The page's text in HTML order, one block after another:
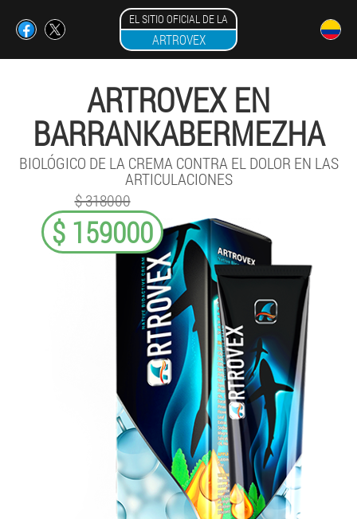
EL SITIO OFICIAL DE LA
ARTROVEX
ARTROVEX EN
BARRANKABERMEZHA
BIOLÓGICO DE LA CREMA CONTRA EL DOLOR EN LAS
ARTICULACIONES
$ 318000
$ 159000